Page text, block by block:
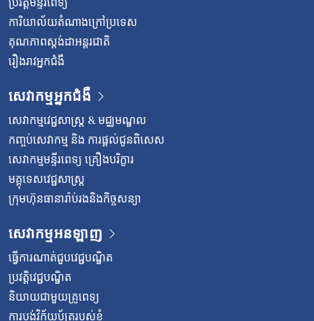
ការិយាល័យតំណាងក្រៅប្រទេស
គុណភាពស្តង់ដាអន្តរជាតិ
រឿងរាវអ្នកជំងឺ
សេវាកម្មអ្នកជំងឺ
សេវាកម្មវេជ្ជសាស្រ្ត & មជ្ឈមណ្ឌល
កញ្ចប់សេវាកម្ម និង ការផ្តល់ជូនពិសេស
សេវាកម្មមន្ទីរពេទ្យ គ្រឿងបរិក្ខារ
មគ្គុទេសវេជ្ជសាស្ត្រ
ក្រុមហ៊ុនធានារ៉ាប់រងនិងកិច្ចសន្យា
សេវាកម្មអនឡាញ
ធ្វើការណាត់ជួបវេជ្ជបណ្ឌិត
ប្រវត្តិវេជ្ជបណ្ឌិត
និយាយជាមួយគ្រូពេទ្យ
ការបង់វិក័យប័ត្ររបស់ខ្ញុំ